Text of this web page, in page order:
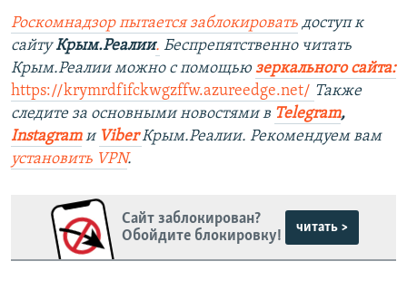
Роскомнадзор пытается заблокировать доступ к
сайтуКрым.Реалии. Беспрепятственно читать
Крым.Реалии можно с помощью зеркального сайта:
https://krymrdfifckwgzffw.azureedge.net/ Также
следите за основными новостями в Telegram,
Instagram и ViberКрым.Реалии. Рекомендуем вам
установить VPN.
Сайт заблокирован?
Обойдите блокировку!
читать >